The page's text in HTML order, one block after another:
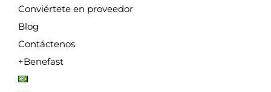
Conviértete en proveedor
Blog
Contáctenos
+Benefast